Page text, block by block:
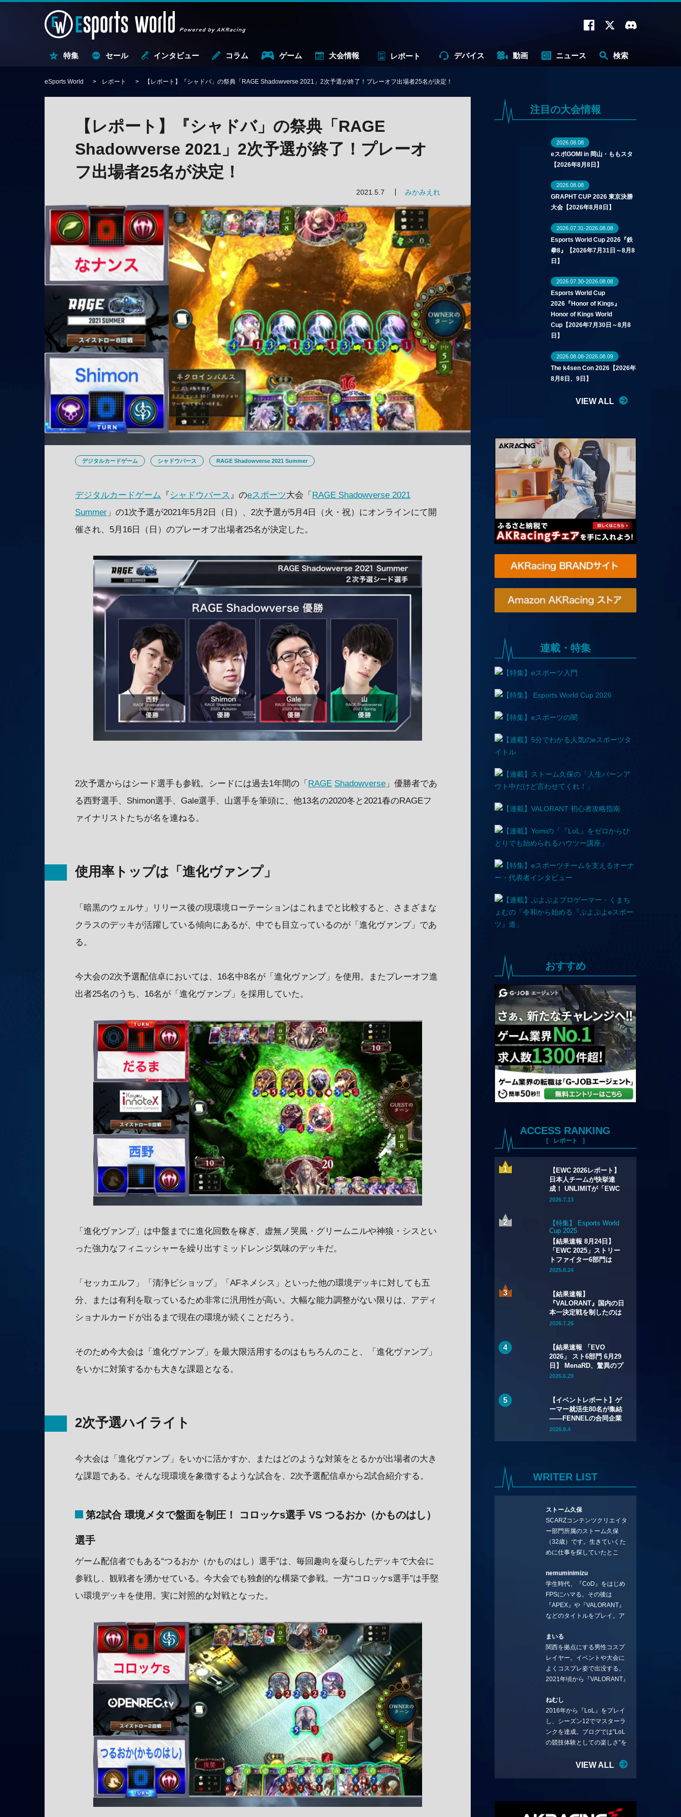
特集 セール インタビュー コラム ゲーム 大会情報 レポート デバイス 動画 ニュース 検索
eSports World レポート 【レポート】『シャドバ」の祭典「RAGE Shadowverse 2021」2次予選が終了！プレーオフ出場者25名が決定！
【レポート】『シャドバ」の祭典「RAGE
Shadowverse 2021」2次予選が終了！プレーオ
フ出場者25名が決定！
2021.5.7 みかみえれ
デジタルカードゲーム シャドウバース RAGE Shadowverse 2021 Summer
デジタルカードゲーム 『 シャドウバース 』のeスポーツ大会「 RAGE Shadowverse 2021
Summer 」の1次予選が2021年5月2日（日）、2次予選が5月4日（火・祝）にオンラインにて開
催され、5月16日（日）のプレーオフ出場者25名が決定した。
2次予選からはシード選手も参戦。シードには過去1年間の「 RAGE Shadowverse 」優勝者であ
る西野選手、Shimon選手、Gale選手、山選手を筆頭に、他13名の2020冬と2021春のRAGEフ
ァイナリストたちが名を連ねる。
使用率トップは「進化ヴァンプ」
「暗黒のウェルサ」リリース後の現環境ローテーションはこれまでと比較すると、さまざまな
クラスのデッキが活躍している傾向にあるが、中でも目立っているのが「進化ヴァンプ」であ
る。
今大会の2次予選配信卓においては、16名中8名が「進化ヴァンプ」を使用。またプレーオフ進
出者25名のうち、16名が「進化ヴァンプ」を採用していた。
「進化ヴァンプ」は中盤までに進化回数を稼ぎ、虚無ノ哭風・グリームニルや神狼・シスとい
った強力なフィニッシャーを繰り出すミッドレンジ気味のデッキだ。
「セッカエルフ」「清浄ビショップ」「AFネメシス」といった他の環境デッキに対しても五
分、または有利を取っているため非常に汎用性が高い。大幅な能力調整がない限りは、アディ
ショナルカードが出るまで現在の環境が続くことだろう。
そのため今大会は「進化ヴァンプ」を最大限活用するのはもちろんのこと、「進化ヴァンプ」
をいかに対策するかも大きな課題となる。
2次予選ハイライト
今大会は「進化ヴァンプ」をいかに活かすか、またはどのような対策をとるかが出場者の大き
な課題である。そんな現環境を象徴するような試合を、2次予選配信卓から2試合紹介する。
第2試合 環境メタで盤面を制圧！ コロッケs選手 VS つるおか（かものはし）
選手
ゲーム配信者でもある“つるおか（かものはし）選手”は、毎回趣向を凝らしたデッキで大会に
参戦し、観戦者を湧かせている。今大会でも独創的な構築で参戦。一方“コロッケs選手”は手堅
い環境デッキを使用。実に対照的な対戦となった。
注目の大会情報
2026.08.08
eスポGOMI in 岡山・ももスタ
【2026年8月8日】
2026.08.08
GRAPHT CUP 2026 東京決勝
大会【2026年8月8日】
2026.07.31-2026.08.08
Esports World Cup 2026『鉄
拳8』【2026年7月31日～8月8
日】
2026.07.30-2026.08.08
Esports World Cup
2026『Honor of Kings』
Honor of Kings World
Cup【2026年7月30日～8月8
日】
2026.08.08-2026.08.09
The k4sen Con 2026【2026年
8月8日、9日】
VIEW ALL
連載・特集
おすすめ
ACCESS RANKING
レポート
【EWC 2026レポート】
日本人チームが快挙達
成！ UNLIMITが「EWC
2026」の『Apex
2026.7.13
【特集】 Esports World
Cup 2025
【結果速報 8月24日】
「EWC 2025」ストリー
トファイター6部門は
Xiaohaiが2連覇！
2025.8.24
【結果速報】
『VALORANT』国内の日
本一決定戦を制したのは
QT DIG∞——VCJ 2026
2026.7.26
【結果速報 「EVO
2026」 スト6部門 6月29
日】 MenaRD、驚異のプ
レミア大会2連覇！
権獲得と大健闘！
2026.6.29
【イベントレポート】ゲ
ーマー就活生80名が集結
——FENNELの合同企業
説明会「GCEXPO 2026
2026.8.4
WRITER LIST
ストーム久保
SCARZコンテンツクリエイタ
ー部門所属のストーム久保
（32歳）です。生きていくた
めに仕事を探していたとこ
コラムを連載させてもらえる
ことになりました。言いたい
ことを言っていきます。X：
https://x.com/stormKUBO
YouTube：
rmKUBO
nemuminimizu
学生時代、『CoD』をはじめ
FPSにハマる。その後は
『APEX』や『VALORANT』
などのタイトルをプレイ。ア
BGMなどを手掛ける作曲家と
フリーランスのライターの二
足の草鞋を履いて幅広く活動
中。無類のラーメン好き！
Twitter:@ongakucas
まいる
関西を拠点にする男性コスプ
レイヤー。イベントや大会に
よくコスプレ姿で出没する。
2021年頃から『VALORANT』
続ける。現在の推しチームは
「CREST GAMING」。X：
@mlunias（Photo by
Subaru.F.）
ねむし
2016年から『LoL』をプレイ
し、シーズン12でマスターラ
ンクを達成。ブログでは”LoL
の競技体験としての楽しさ”を
リーを愛し、元ADCメイン
VIEW ALL